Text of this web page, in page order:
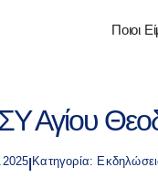
Ποιοι
Αγίου
| Κατηγορία: